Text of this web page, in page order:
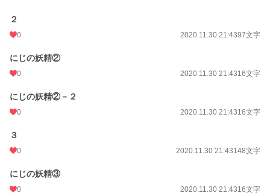
月間ポイント
年間ポイント
累計ポイント 1,686 pt (173,488 位)
２
0 2020.11.30 21:4397文字
にじの妖精②
0 2020.11.30 21:4316文字
にじの妖精②－２
0 2020.11.30 21:4316文字
３
0 2020.11.30 21:43148文字
にじの妖精③
0 2020.11.30 21:4316文字